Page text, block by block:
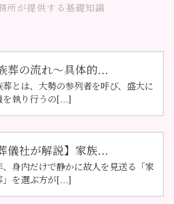
所が提供する基礎知識
葬の流れ～具体的...
葬とは、大勢の参列者を呼び、盛大に
を執り行うの[...]
儀社が解説】家族...
、身内だけで静かに故人を見送る「家
」を選ぶ方が[...]